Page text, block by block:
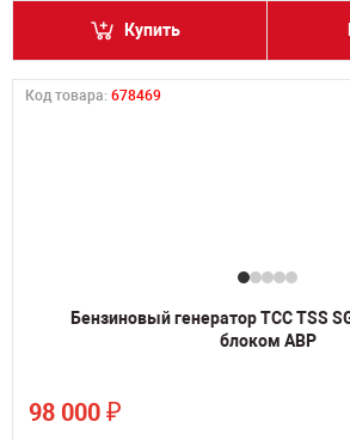
Купить
Код товара: 678469
Бензиновый генератор ТСС TSS
блоком АВР
98 000 ₽